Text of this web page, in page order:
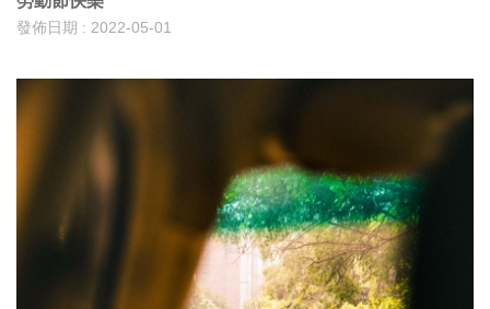
發佈日期 : 2022-05-01